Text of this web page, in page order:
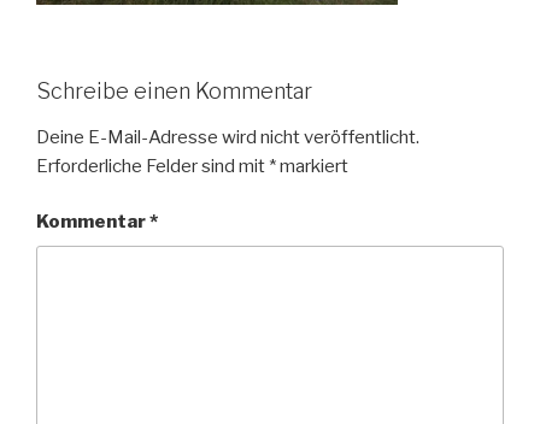
Schreibe einen Kommentar
Deine E-Mail-Adresse wird nicht veröffentlicht.
Erforderliche Felder sind mit *markiert
Kommentar*